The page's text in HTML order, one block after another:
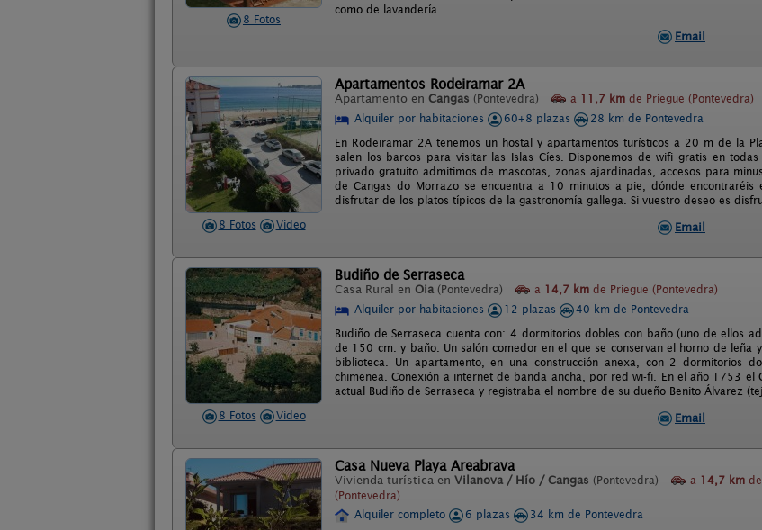
8 Fotos
como de lavandería.
Email
8 Fotos Video
Apartamentos Rodeiramar 2A
Apartamento en Cangas (Pontevedra) a 11,7 km de Priegue (Pontevedra)
Alquiler por habitaciones
60+8 plazas
28 km de Pontevedra
En Rodeiramar 2A tenemos un hostal y apartamentos turísticos a 20 m de la
salen los barcos para visitar las Islas Cíes. Disponemos de wifi gratis en
privado gratuito admitimos de mascotas, zonas ajardinadas, accesos para
de Cangas do Morrazo se encuentra a 10 minutos a pie, dónde encontraréis
disfrutar de los platos típicos de la gastronomía gallega. Si vuestro deseo es
Email
8 Fotos Video
Budiño de Serraseca
Casa Rural en Oia (Pontevedra) a 14,7 km de Priegue (Pontevedra)
Alquiler por habitaciones
12 plazas
40 km de Pontevedra
Budiño de Serraseca cuenta con: 4 dormitorios dobles con baño (uno de ellos
de 150 cm. y baño. Un salón comedor en el que se conservan el horno de leña
biblioteca. Un apartamento, en una construcción anexa, con 2 dormitorios
chimenea. Conexión a internet de banda ancha, por red wi-fi. En el año 1753 el
actual Budiño de Serraseca y registraba el nombre de su dueño Benito Álvarez
Email
Casa Nueva Playa Areabrava
Vivienda turística en Vilanova / Hío / Cangas (Pontevedra) a 14,7 km
(Pontevedra)
Alquiler completo 6 plazas
34 km de Pontevedra